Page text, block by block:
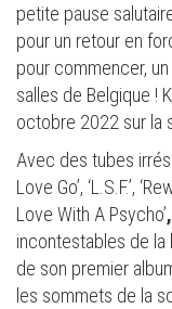
petite pause
pour un retour en
pour commencer,
salles de Belgique !
octobre 2022 sur la
Avec des tubes
Love Go’, ‘L.S.F.’,
Love With A Psycho’,
incontestables de la
de son premier
les sommets de la